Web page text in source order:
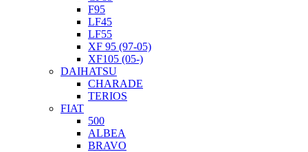
F95
LF45
LF55
XF 95 (97-05)
XF105 (05-)
DAIHATSU
CHARADE
TERIOS
FIAT
500
ALBEA
BRAVO